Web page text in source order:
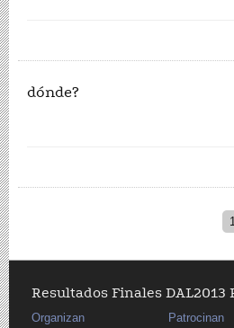
dónde?
Resultados Finales DAL2013
Organizan
Patrocinan